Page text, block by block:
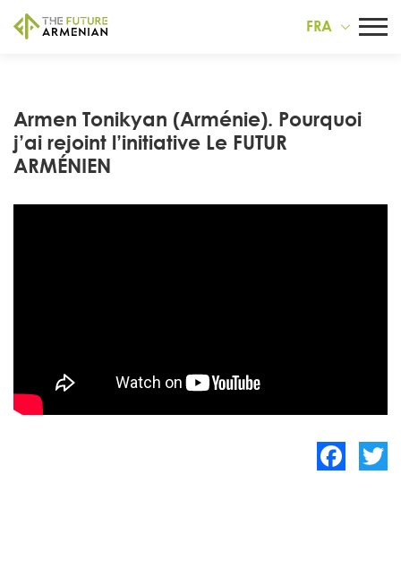
FRA
Armen Tonikyan (Arménie). Pourquoi
j’ai rejoint l’initiative Le FUTUR
ARMÉNIEN